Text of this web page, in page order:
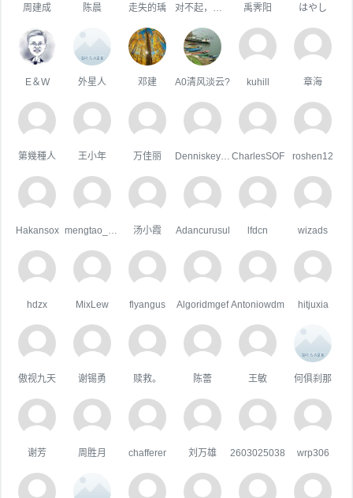
周建成 陈晨 走失的瑀 禹霁阳 はやし
E＆W 外星人 邓建 A0清风淡云? kuhill 章海
第幾種人 王小年 万佳丽 CharlesSOF roshen12
Hakansox 汤小霞 Adancurusul lfdcn wizads
hdzx MixLew flyangus Algoridmgef Antoniowdm hitjuxia
傲视九天 谢锡勇 赎救。 陈蕾 王敏 何俱刹那
谢芳 周胜月 chafferer 刘万雄 2603025038 wrp306